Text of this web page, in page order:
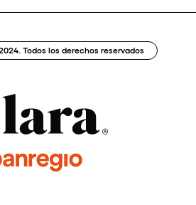
Todos los derechos reservados